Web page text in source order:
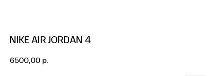
NIKE AIR JORDAN 4
6500,00 р.